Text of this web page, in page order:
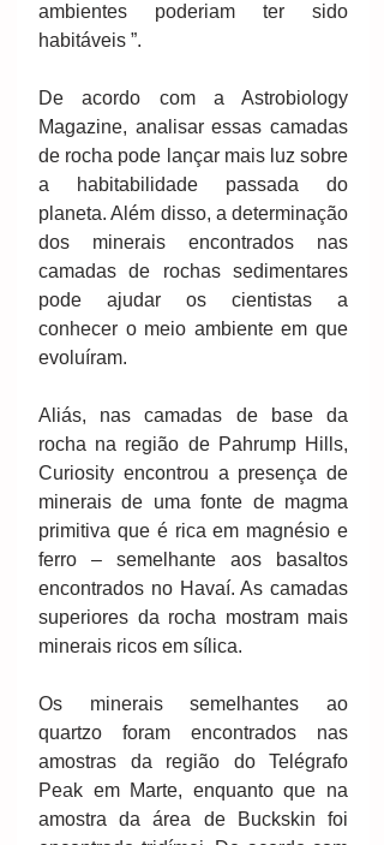
ambientes poderiam ter sido
habitáveis ​​”.
De acordo com a Astrobiology
Magazine, analisar essas camadas
de rocha pode lançar mais luz sobre
a habitabilidade passada do
planeta. Além disso, a determinação
dos minerais encontrados nas
camadas de rochas sedimentares
pode ajudar os cientistas a
conhecer o meio ambiente em que
evoluíram.
Aliás, nas camadas de base da
rocha na região de Pahrump Hills,
Curiosity encontrou a presença de
minerais de uma fonte de magma
primitiva que é rica em magnésio e
ferro – semelhante aos basaltos
encontrados no Havaí. As camadas
superiores da rocha mostram mais
minerais ricos em sílica.
Os minerais semelhantes ao
quartzo foram encontrados nas
amostras da região do Telégrafo
Peak em Marte, enquanto que na
amostra da área de Buckskin foi